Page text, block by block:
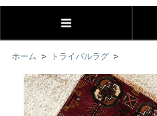
ホーム > トライバルラグ >